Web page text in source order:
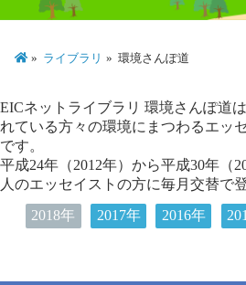
ライブラリ 環境さんぽ道
EICネットライブラリ 環境さんぽ道
れている方々の環境にまつわるエッ
です。
平成24年（2012年）から平成30年（
人のエッセイストの方に毎月交替で
2018年
2017年 2016年